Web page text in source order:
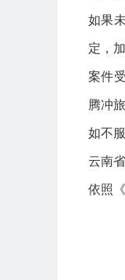
如果
定，
案件
腾冲
如不
云南
依照